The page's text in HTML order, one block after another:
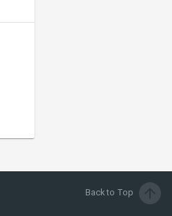
Back to Top